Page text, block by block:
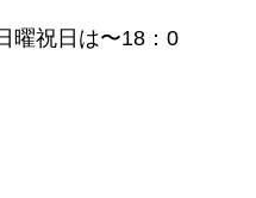
曜祝日は〜18：0